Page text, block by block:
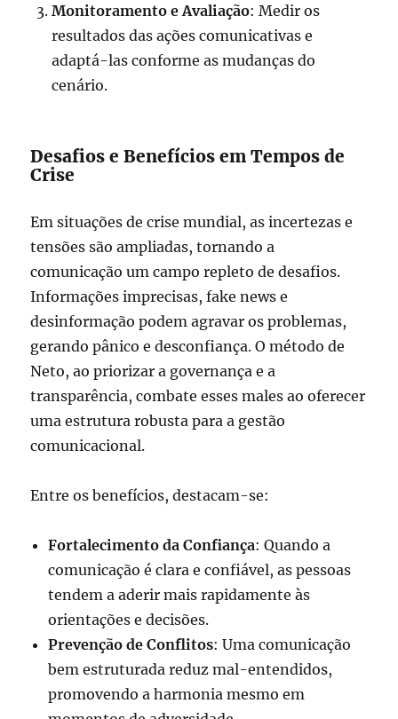
Monitoramento e Avaliação: Medir os
resultados das ações comunicativas e
adaptá-las conforme as mudanças do
cenário.
Desafios e Benefícios em Tempos de
Crise
Em situações de crise mundial, as incertezas e
tensões são ampliadas, tornando a
comunicação um campo repleto de desafios.
Informações imprecisas, fake news e
desinformação podem agravar os problemas,
gerando pânico e desconfiança. O método de
Neto, ao priorizar a governança e a
transparência, combate esses males ao oferecer
uma estrutura robusta para a gestão
comunicacional.
Entre os benefícios, destacam-se:
Fortalecimento da Confiança: Quando a
comunicação é clara e confiável, as pessoas
tendem a aderir mais rapidamente às
orientações e decisões.
Prevenção de Conflitos: Uma comunicação
bem estruturada reduz mal-entendidos,
promovendo a harmonia mesmo em